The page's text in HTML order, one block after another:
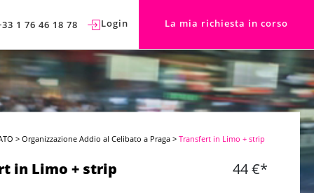
1 76 46 18 78 Login La mia richiesta in corso
>Organizzazione Addio al Celibato a Praga >Transfert in Limo + strip
in Limo + strip 44 €*